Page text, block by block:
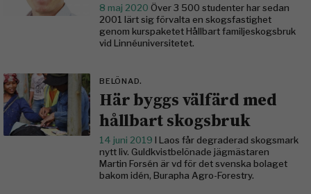
8 maj 2020 Över 3 500 studenter har sedan
2001 lärt sig förvalta en skogsfastighet
genom kurspaketet Hållbart familjeskogsbruk
vid Linné­universitetet.
BELÖNAD.
Här byggs välfärd med
hållbart skogsbruk
14 juni 2019 I Laos får degraderad skogsmark
nytt liv. Guldkvistbelönade jägmästaren
Martin Forsén är vd för det svenska bolaget
bakom idén, Burapha Agro-Forestry.